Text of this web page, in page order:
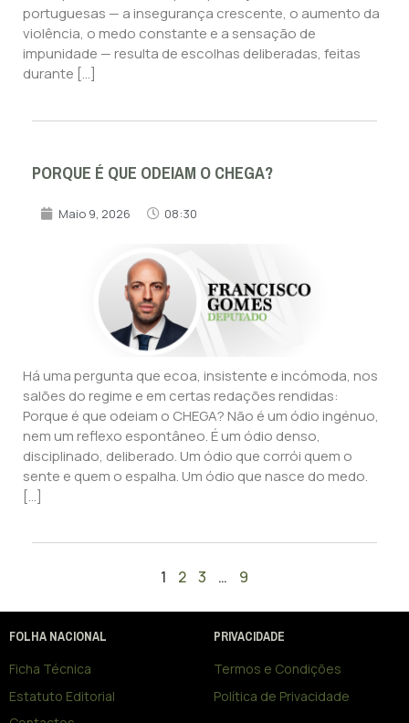
portuguesas — a insegurança crescente, o aumento da
violência, o medo constante e a sensação de
impunidade — resulta de escolhas deliberadas, feitas
durante […]
PORQUE É QUE ODEIAM O CHEGA?
Maio 9, 2026 08:30
Há uma pergunta que ecoa, insistente e incómoda, nos
salões do regime e em certas redações rendidas:
Porque é que odeiam o CHEGA? Não é um ódio ingénuo,
nem um reflexo espontâneo. É um ódio denso,
disciplinado, deliberado. Um ódio que corrói quem o
sente e quem o espalha. Um ódio que nasce do medo.
[…]
1 2 3 … 9
FOLHA NACIONAL
Ficha Técnica
Estatuto Editorial
PRIVACIDADE
Termos e Condições
Política de Privacidade